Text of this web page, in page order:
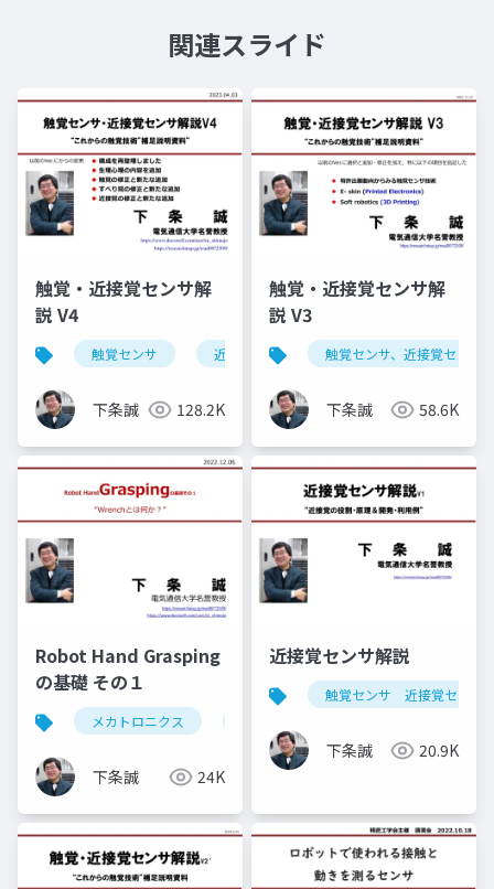
関連スライド
触覚・近接覚センサ解
説 V4
触覚センサ 近接覚センサ すべり覚センサ
下条誠 128.2K
触覚・近接覚センサ解
説 V3
触覚センサ、近接覚センサ
下条誠 58.6K
Robot Hand Grasping
の基礎 その１
メカトロニクス
下条誠 24K
近接覚センサ解説
触覚センサ 近接覚センサ
下条誠 20.9K